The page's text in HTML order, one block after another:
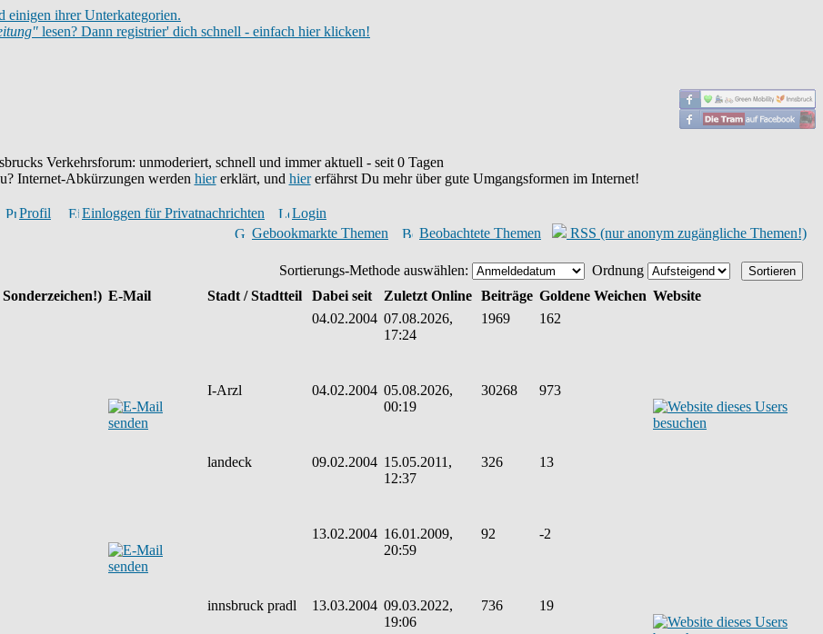
einigen ihrer Unterkategorien.
lesen? Dann registrier' dich schnell - einfach hier klicken!
Verkehrsforum: unmoderiert, schnell und immer aktuell - seit 0 Tagen
Internet-Abkürzungen werden hiererklärt, und hiererfährst Du mehr über gute Umgangsformen im Internet!
Profil Einloggen für Privatnachrichten
Login
Gebookmarkte Themen
Beobachtete Themen RSS (nur anonym zugängliche Themen!)
Sortierungs-Methode auswählen:
Ordnung
E-Mail Stadt / Stadtteil Dabei seit Zuletzt Online Beiträge Goldene Weichen Website
04.02.2004 07.08.2026,
17:24
1969 162
I-Arzl 04.02.2004 05.08.2026,
00:19
30268 973
landeck 09.02.2004 15.05.2011,
12:37
326 13
13.02.2004 16.01.2009,
20:59
92 -2
innsbruck pradl 13.03.2004 09.03.2022,
19:06
736 19